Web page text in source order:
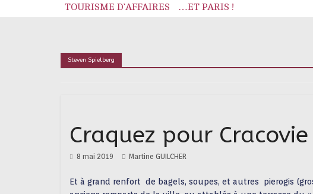
TOURISME D’AFFAIRES
…ET PARIS !
Steven Spielberg
Craquez pour Cracovie
8 mai 2019 Martine GUILCHER
Et à grand renfort de bagels, soupes, et autres pierogis